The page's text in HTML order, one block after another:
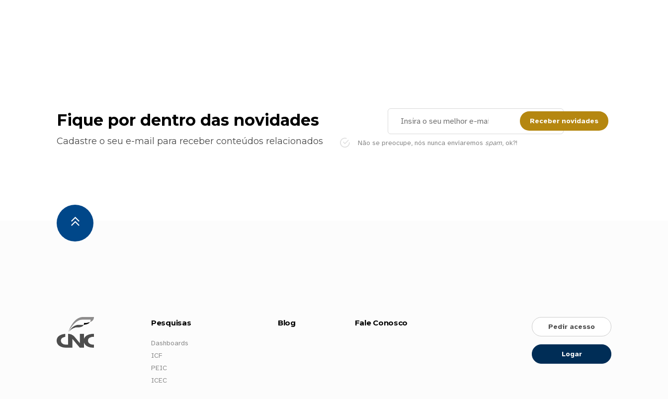
Fique por dentro das novidades
Cadastre o seu e-mail para receber conteúdos relacionados
Receber novidades
Não se preocupe, nós nunca enviaremos spam, ok?!
Pesquisas
Dashboards
ICF
PEIC
ICEC
Blog Fale Conosco Pedir acesso
Logar